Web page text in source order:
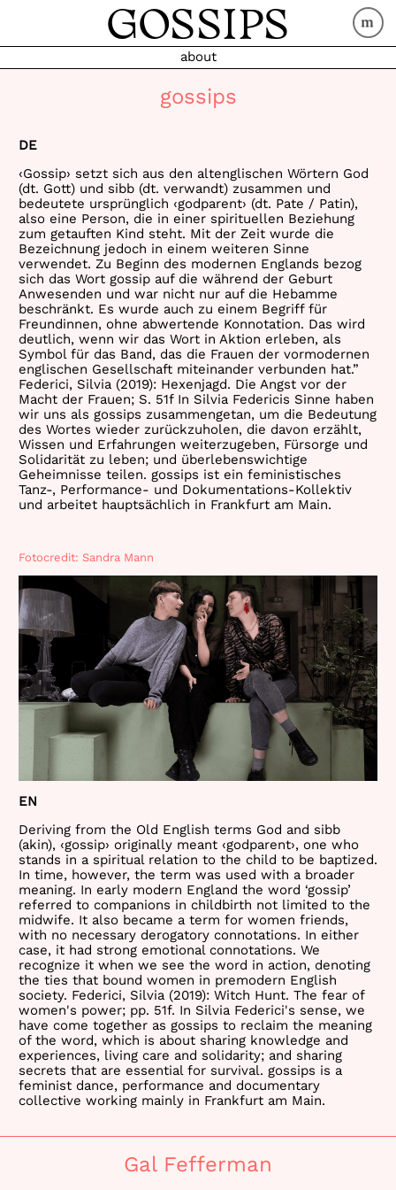
GOSSIPS
SUMMONING SURPRISE
Superheroes gehen nicht auf's Klo
HUNGRY
HINENI:הנני:Hier bin Ich
about
gossips
DE
‹Gossip› setzt sich aus den altenglischen Wörtern God
(dt. Gott) und sibb (dt. verwandt) zusammen und
bedeutete ursprünglich ‹godparent› (dt. Pate / Patin),
also eine Person, die in einer spirituellen Beziehung
zum getauften Kind steht. Mit der Zeit wurde die
Bezeichnung jedoch in einem weiteren Sinne
verwendet. Zu Beginn des modernen Englands bezog
sich das Wort gossip auf die während der Geburt
Anwesenden und war nicht nur auf die Hebamme
beschränkt. Es wurde auch zu einem Begriff für
Freundinnen, ohne abwertende Konnotation. Das wird
deutlich, wenn wir das Wort in Aktion erleben, als
Symbol für das Band, das die Frauen der vormodernen
englischen Gesellschaft miteinander verbunden hat.”
Federici, Silvia (2019): Hexenjagd. Die Angst vor der
Macht der Frauen; S. 51f In Silvia Federicis Sinne haben
wir uns als gossips zusammengetan, um die Bedeutung
des Wortes wieder zurückzuholen, die davon erzählt,
Wissen und Erfahrungen weiterzugeben, Fürsorge und
Solidarität zu leben; und überlebenswichtige
Geheimnisse teilen. gossips ist ein feministisches
Tanz-, Performance- und Dokumentations-Kollektiv
und arbeitet hauptsächlich in Frankfurt am Main.
Fotocredit: Sandra Mann
EN
Deriving from the Old English terms God and sibb
(akin), ‹gossip› originally meant ‹godparent›, one who
stands in a spiritual relation to the child to be baptized.
In time, however, the term was used with a broader
meaning. In early modern England the word ‘gossip’
referred to companions in childbirth not limited to the
midwife. It also became a term for women friends,
with no necessary derogatory connotations. In either
case, it had strong emotional connotations. We
recognize it when we see the word in action, denoting
the ties that bound women in premodern English
society. Federici, Silvia (2019): Witch Hunt. The fear of
women's power; pp. 51f. In Silvia Federici's sense, we
have come together as gossips to reclaim the meaning
of the word, which is about sharing knowledge and
experiences, living care and solidarity; and sharing
secrets that are essential for survival. gossips is a
feminist dance, performance and documentary
collective working mainly in Frankfurt am Main.
Gal Fefferman